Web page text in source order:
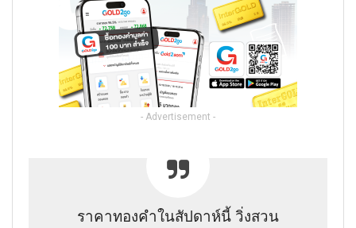
- Advertisement -
ราคาทองคำในสัปดาห์นี้ วิ่งสวน